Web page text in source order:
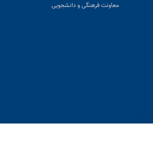
معاونت فرهنگی و دانشجویی